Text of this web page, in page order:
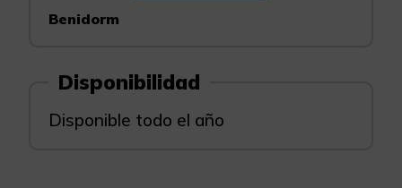
Benidorm
Disponibilidad
Disponible todo el año